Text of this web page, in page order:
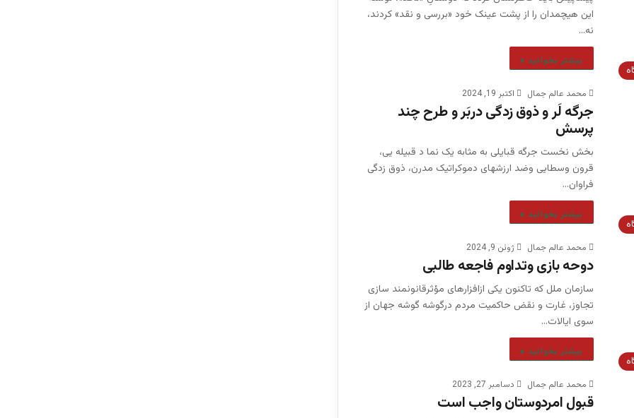
این هیچمدان را از پشت عینک خود «بررسی و نقد» کردند،
نه…
بیشتر بخوانید »
محمد عالم جمال اکتبر 19, 2024
جرگه لَر و ذوق زدگی دربَر و طرح چند
پرسش
بخش نخست جرگه قبایلی به مثابه یک نما د قبیله یی،
قرون وسطایی وضد ارزشهای دموکراتیک مدرن، ذوق زدگی
فراوان…
بیشتر بخوانید »
محمد عالم جمال ژوئن 9, 2024
دوحه بازی وتداوم فاجعه طالبی
سازمان ملل که تاکنون یکی ازافزارهای مؤثرقانونمند سازی
تجاوز، غارت و نقض حاکمیت مردم درگوشه گوشه جهان از
سوی ایالات…
بیشتر بخوانید »
محمد عالم جمال دسامبر 27, 2023
قبول امردوستان واجب است